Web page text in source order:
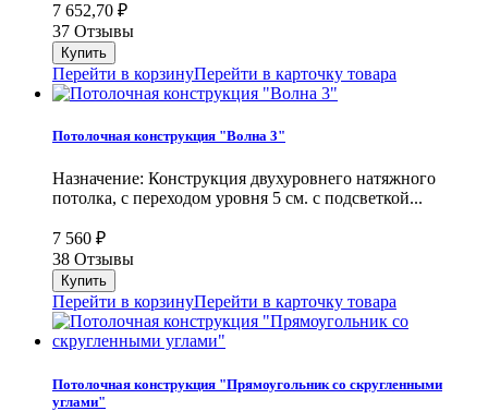
7 652,70 ₽
37 Отзывы
Перейти в корзинуПерейти в карточку товара
Потолочная конструкция "Волна 3"
Назначение: Конструкция двухуровнего натяжного
потолка, с переходом уровня 5 см. с подсветкой...
7 560 ₽
38 Отзывы
Перейти в корзинуПерейти в карточку товара
Потолочная конструкция "Прямоугольник со скругленными
углами"